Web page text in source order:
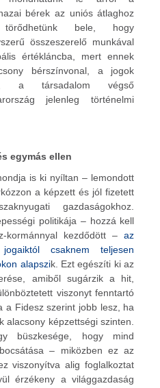
bérek az uniós átlaghoz
bele, hogy
összeszerelő munkával
értékláncba, mert ennek
bérszínvonal, a jogok
a társadalom végső
jelenleg történelmi
egymás ellen
is ki nyíltan – lemondott
a képzett és jól fizetett
gazdaságokhoz.
politikája – hozzá kell
kormánnyal kezdődött –az
csaknem teljesen
alapszik. Ezt egészíti ki az
amiből sugárzik a hit,
viszonyt fenntartó
a Fidesz szerint jobb lesz, ha
alacsony képzettségi szinten.
büszkesége, hogy mind
– miközben ez az
viszonyítva alig foglalkoztat
érzékeny a világgazdaság